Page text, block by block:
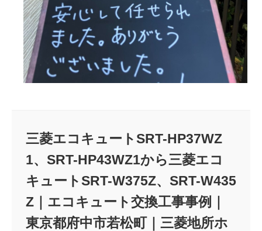
三菱エコキュートSRT-HP37WZ
1、SRT-HP43WZ1から三菱エコ
キュートSRT-W375Z、SRT-W435
Z｜エコキュート交換工事事例｜
東京都府中市若松町｜三菱地所ホ